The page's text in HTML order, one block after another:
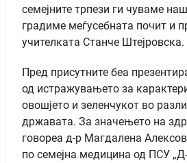
семејните трпези ги чуваме
градиме меѓусебната почит и
учителката Станче Штејровска.
Пред присутните беа
од истражувањето за
овошјето и зеленчукот во
државата. За значењето на
говореа д-р Магдалена
по семејна медицина од ПСУ